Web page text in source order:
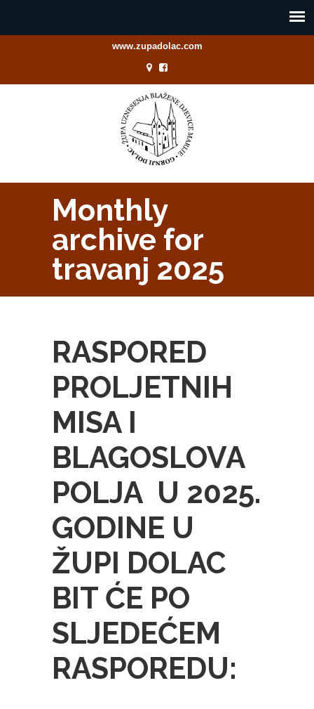
www.zupadolac.com
Monthly
archive for
travanj 2025
RASPORED
PROLJETNIH
MISA I
BLAGOSLOVA
POLJA U 2025.
GODINE U
ŽUPI DOLAC
BIT ĆE PO
SLJEDEĆEM
RASPOREDU: